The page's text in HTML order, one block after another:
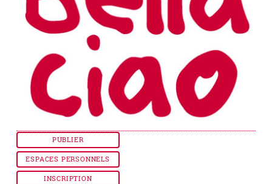
PUBLIER
ESPACES PERSONNELS
INSCRIPTION